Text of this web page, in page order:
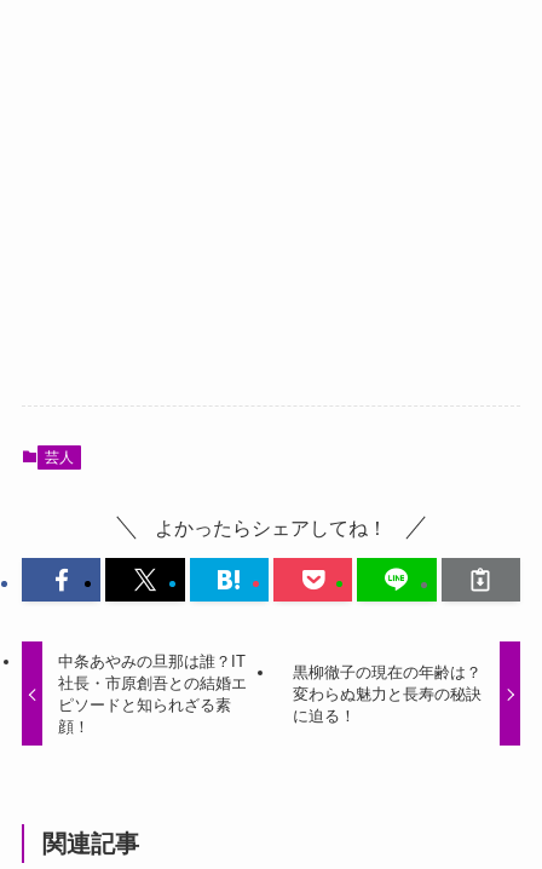
芸人
よかったらシェアしてね！
中条あやみの旦那は誰？IT
社長・市原創吾との結婚エ
ピソードと知られざる素
顔！
黒柳徹子の現在の年齢は？
変わらぬ魅力と長寿の秘訣
に迫る！
関連記事